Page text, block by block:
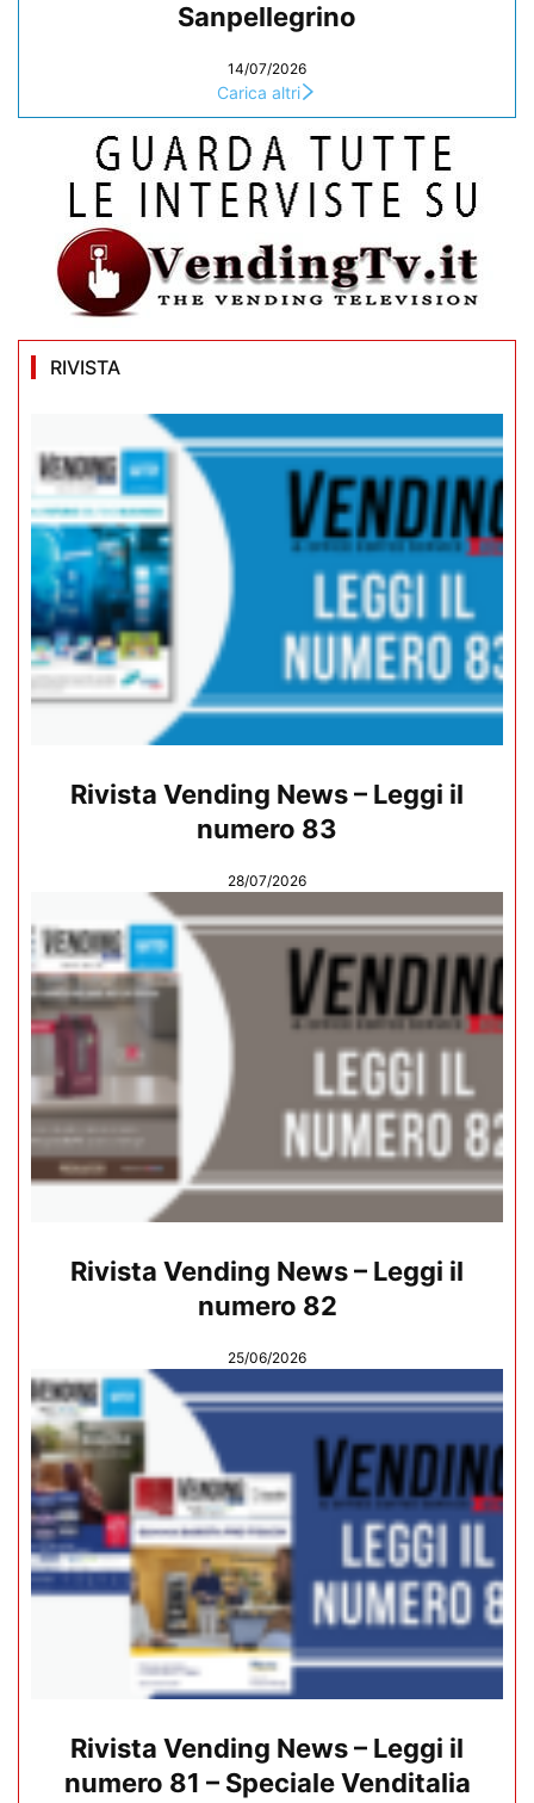
Sanpellegrino
14/07/2026
Carica altri
RIVISTA
Rivista Vending News – Leggi il
numero 83
28/07/2026
Rivista Vending News – Leggi il
numero 82
25/06/2026
Rivista Vending News – Leggi il
numero 81 – Speciale Venditalia